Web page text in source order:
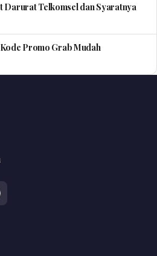
Darurat Telkomsel dan Syaratnya
Promo Grab Mudah